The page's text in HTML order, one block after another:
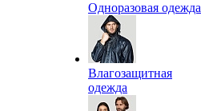
Одноразовая одежда
Влагозащитная
одежда